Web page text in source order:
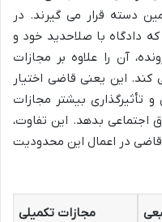
دسته قرار می گیرند. در
دادگاه با صلاحدید خود و
آن را علاوه بر مجازات
این یعنی قاضی اختیار
تأثیرگذاری بیشتر مجازات
اجتماعی بدهد. این تفاوت،
قاضی در اعمال این محدودیت
مجازات تکمیلی